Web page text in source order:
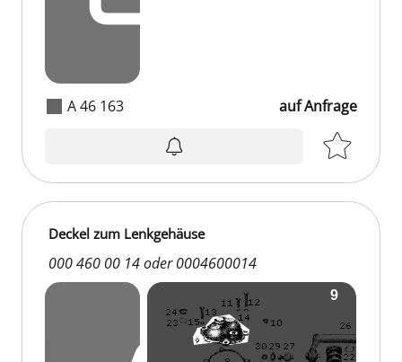
A 46 163 auf Anfrage
Deckel zum Lenkgehäuse
000 460 00 14 oder 0004600014